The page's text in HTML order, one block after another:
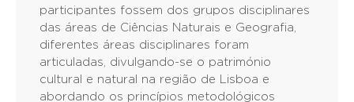
participantes fossem dos grupos disciplinares
das áreas de Ciências Naturais e Geografia,
diferentes áreas disciplinares foram
articuladas, divulgando-se o património
cultural e natural na região de Lisboa e
abordando os princípios metodológicos